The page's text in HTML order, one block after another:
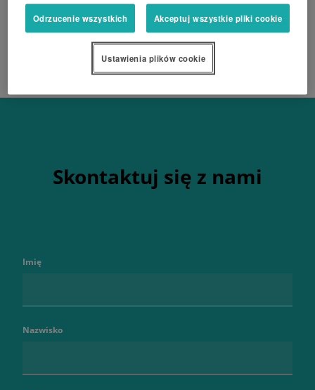
Skontaktuj się z nami
Imię
Nazwisko
Odrzucenie wszystkich Akceptuj wszystkie pliki cookie
Ustawienia plików cookie